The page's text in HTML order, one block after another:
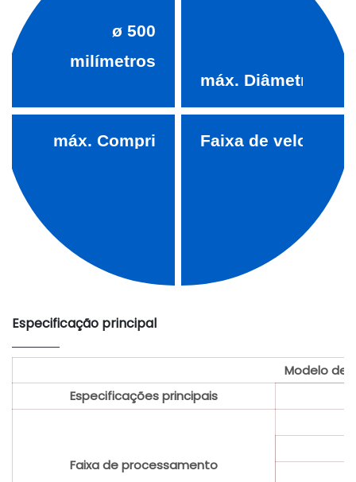
ø500
milímetros
máx. Diâmetro de
ø450milímetros
máx. Comprimento da peça:
Faixa de
Especificação principal
Modelo de
Especificações principais
Faixa de processamento